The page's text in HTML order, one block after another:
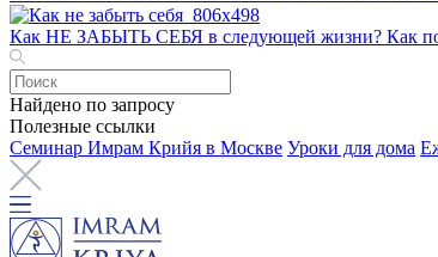
Как НЕ ЗАБЫТЬ СЕБЯ в следующей жизни? Как
Найдено по запросу
Полезные ссылки
Семинар Имрам Крийя в Москве Уроки для дома